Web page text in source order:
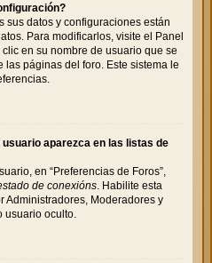
sus datos y configuraciones están
Para modificarlos, visite el Panel
en su nombre de usuario que se
páginas del foro. Este sistema le
aparezca en las listas de
en “Preferencias de Foros”,
de conexións . Habilite esta
Administradores, Moderadores y
usuario oculto.